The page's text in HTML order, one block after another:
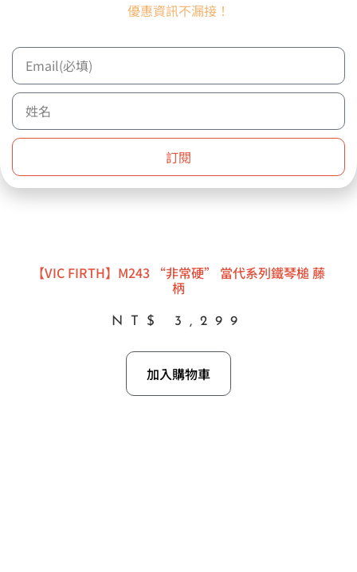
【VIC FIRTH】M243 “非常硬” 當代系列鐵琴槌 藤
柄
NT$ 3,299
加入購物車
優惠資訊不漏接！
訂閱